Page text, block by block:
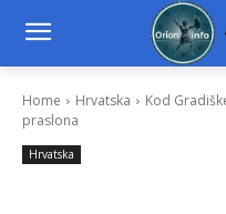
Home Hrvatska
Kod
praslona
Hrvatska